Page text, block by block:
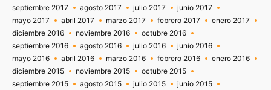
septiembre 2017
agosto 2017 julio 2017
junio 2017
mayo 2017
abril 2017 marzo 2017 febrero 2017
enero 2017
diciembre 2016
noviembre 2016
octubre 2016
septiembre 2016
agosto 2016 julio 2016
junio 2016
mayo 2016
abril 2016 marzo 2016 febrero 2016
enero 2016
diciembre 2015
noviembre 2015
octubre 2015
septiembre 2015
agosto 2015 julio 2015
junio 2015